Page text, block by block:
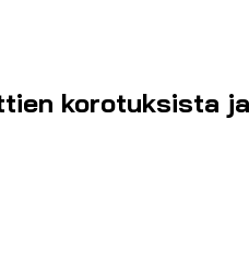
korotuksista ja